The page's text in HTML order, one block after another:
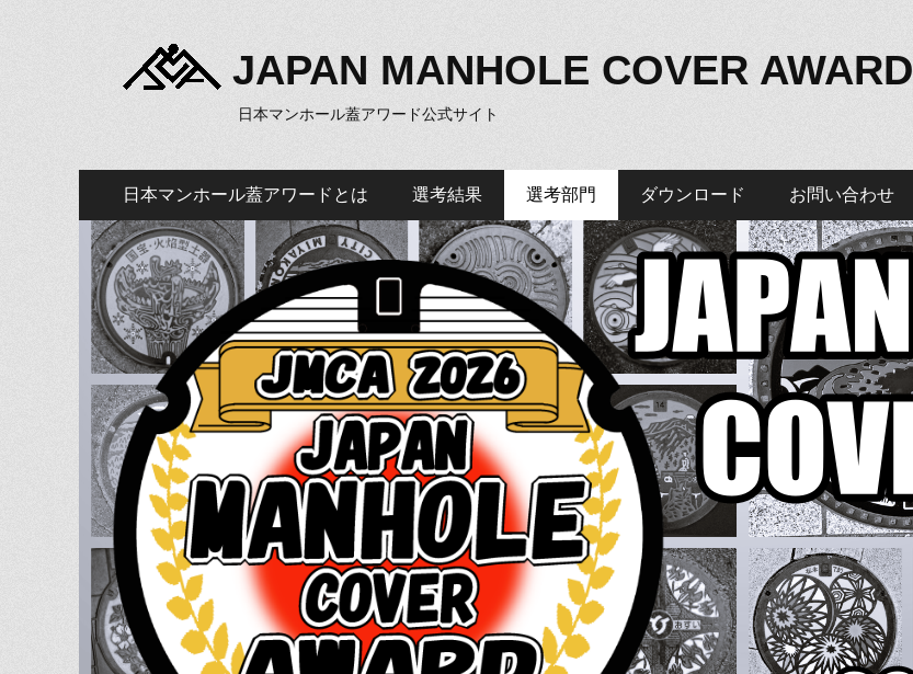
JAPAN MANHOLE COVER AWARD
日本マンホール蓋アワード公式サイト
メ
イ
ン
メ
ニ
ュ
ー
テ
ン
ツ
へ
ス
キ
ッ
プ
日本マンホール蓋アワードとは 選考結果 選考部門 ダウンロード お問い合わせ